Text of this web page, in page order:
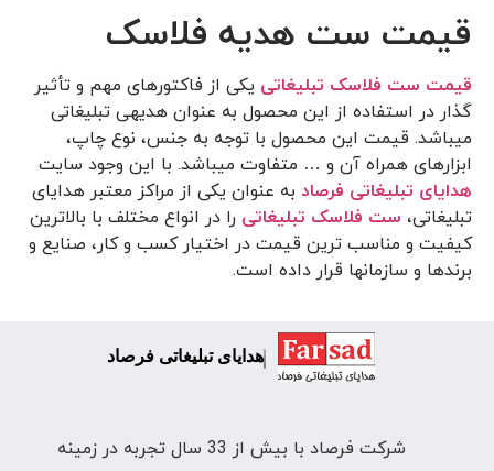
قیمت ست هدیه فلاسک
قیمت ست فلاسک تبلیغاتی یکی از فاکتورهای مهم و تأثیر
گذار در استفاده از این محصول به عنوان هدیه­ی تبلیغاتی
می­باشد. قیمت این محصول با توجه به جنس، نوع چاپ،
ابزارهای همراه آن و … متفاوت می­باشد. با این وجود سایت
هدایای تبلیغاتی فرصاد به عنوان یکی از مراکز معتبر هدایای
تبلیغاتی، ست فلاسک تبلیغاتی را در انواع مختلف با بالاترین
کیفیت و مناسب­ ترین قیمت در اختیار کسب و کار، صنایع و
برندها و سازمان­ها قرار داده است.
هدایای تبلیغاتی فرصاد
شرکت فرصاد با بیش از 33 سال تجربه در زمینه